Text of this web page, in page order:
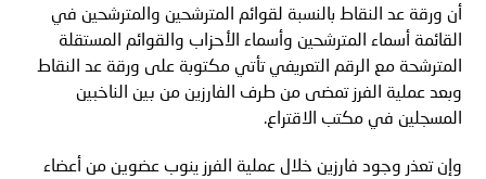
أن ورقة عد النقاط بالنسبة لقوائم المترشحين والمترشحين في
القائمة أسماء المترشحين وأسماء الأحزاب والقوائم المستقلة
المترشحة مع الرقم التعريفي تأتي مكتوبة على ورقة عد النقاط
وبعد عملية الفرز تمضى من طرف الفارزين من بين الناخبين
المسجلين في مكتب الاقتراع.
وإن تعذر وجود فارزين خلال عملية الفرز ينوب عضوين من أعضاء